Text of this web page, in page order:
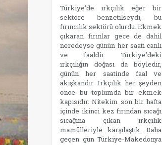
Türkiye’de ırkçılık eğer bir
sektöre benzetilseydi, bu
fırıncılık sektörü olurdu. Ekmek
çıkaran fırınlar gece de dahil
neredeyse günün her saati canlı
ve faaldir. Türkiye’deki
ırkçılığın doğası da böyledir,
günün her saatinde faal ve
akışkandır. Irkçılık her şeyden
önce bu toplumda bir ekmek
kapısıdır. Nitekim son bir hafta
içinde ikinci kez fırından sıcağı
sıcağına çıkan ırkçılık
mamülleriyle karşılaştık. Daha
geçen gün Türkiye-Makedonya